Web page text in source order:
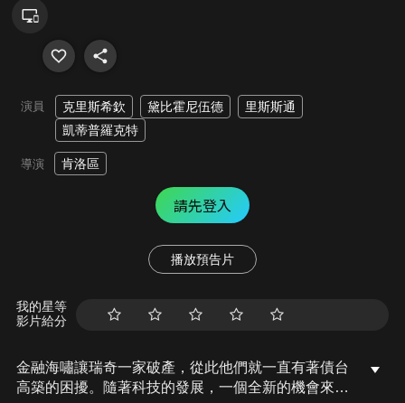
演員 克里斯希欽 黛比霍尼伍德
里斯斯通
凱蒂普羅克特
導演 肯洛區
請先登入
播放預告片
我的星等
影片給分
金融海嘯讓瑞奇一家破產，從此他們就一直有著債台
高築的困擾。隨著科技的發展，一個全新的機會來